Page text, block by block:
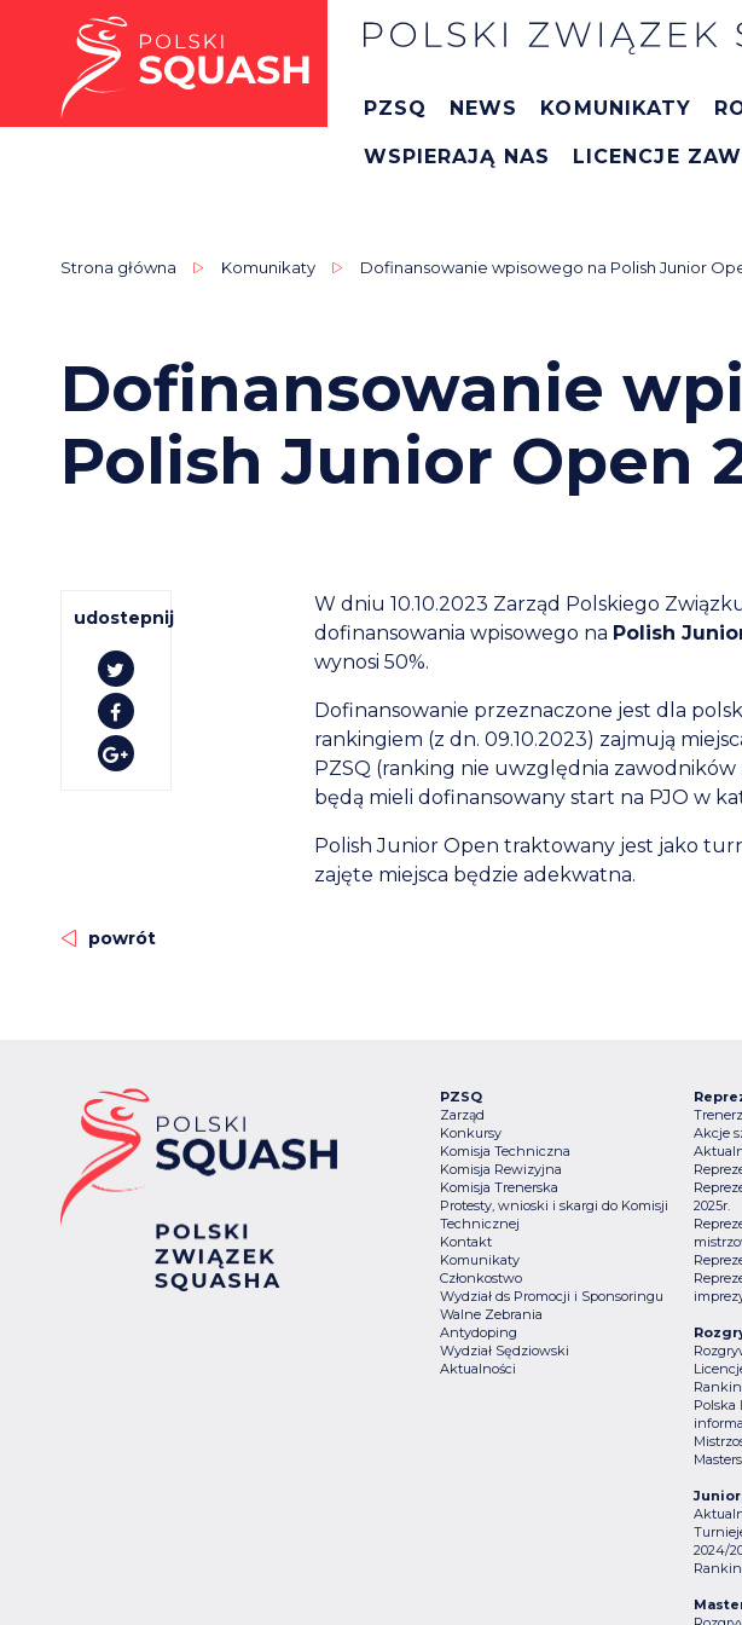
PZSQ NEWS KOMUNIKATY
WSPIERAJĄ NAS LICENCJE
Strona główna Komunikaty Dofinansowanie wpisowego na Polish Junior
Dofinansowanie
Polish Junior Open
W dniu 10.10.2023 Zarząd Polskiego
dofinansowania wpisowego na Polish
wynosi 50%.
Dofinansowanie przeznaczone jest dla
rankingiem (z dn. 09.10.2023) zajmują
PZSQ (ranking nie uwzględnia zawodników
będą mieli dofinansowany start na PJO w
Polish Junior Open traktowany jest jako
zajęte miejsca będzie adekwatna.
udostepnij
powrót
PZSQ
Zarząd
Konkursy
Komisja Techniczna
Komisja Rewizyjna
Komisja Trenerska
Protesty, wnioski i skargi do Komisji
Technicznej
Kontakt
Komunikaty
Członkostwo
Wydział ds Promocji i Sponsoringu
Walne Zebrania
Antydoping
Wydział Sędziowski
Aktualności
Akcje
2025r.
Polska
2024/